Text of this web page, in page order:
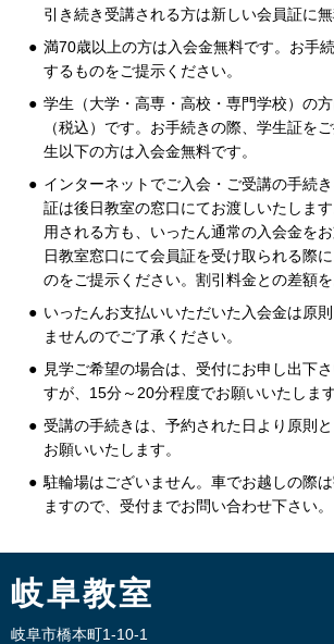
引き続き受講される方は新しい会員証に無
満70歳以上の方は入会金無料です。お手
するものをご提示ください。
学生（大学・高専・高校・専門学校）の
（税込）です。お手続きの際、学生証を
生以下の方は入会金無料です。
インターネットでご入会・ご受講の手続
証は後日教室の窓口にてお渡しいたしま
用される方も、いったん通常の入会金を
日教室窓口にて会員証を受け取られる際
のをご提示ください。割引料金との差額を
いったんお支払いいただいた入会金は原
ませんのでご了承ください。
見学ご希望の場合は、受付にお申し出下
すが、15分～20分程度でお願いいたします
受講の手続きは、予約された日より原則
お願いいたします。
駐輪場はございません。車でお越しの際
ますので、受付までお問い合わせ下さい。
岐阜教室
岐阜市橋本町1-10-1